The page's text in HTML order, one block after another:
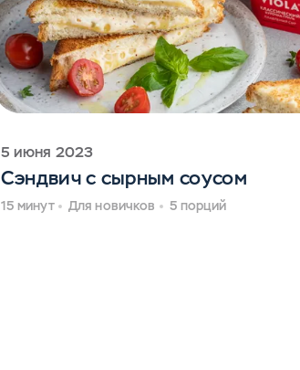
5 июня 2023
Сэндвич с сырным соусом
15 минут Для новичков 5 порций